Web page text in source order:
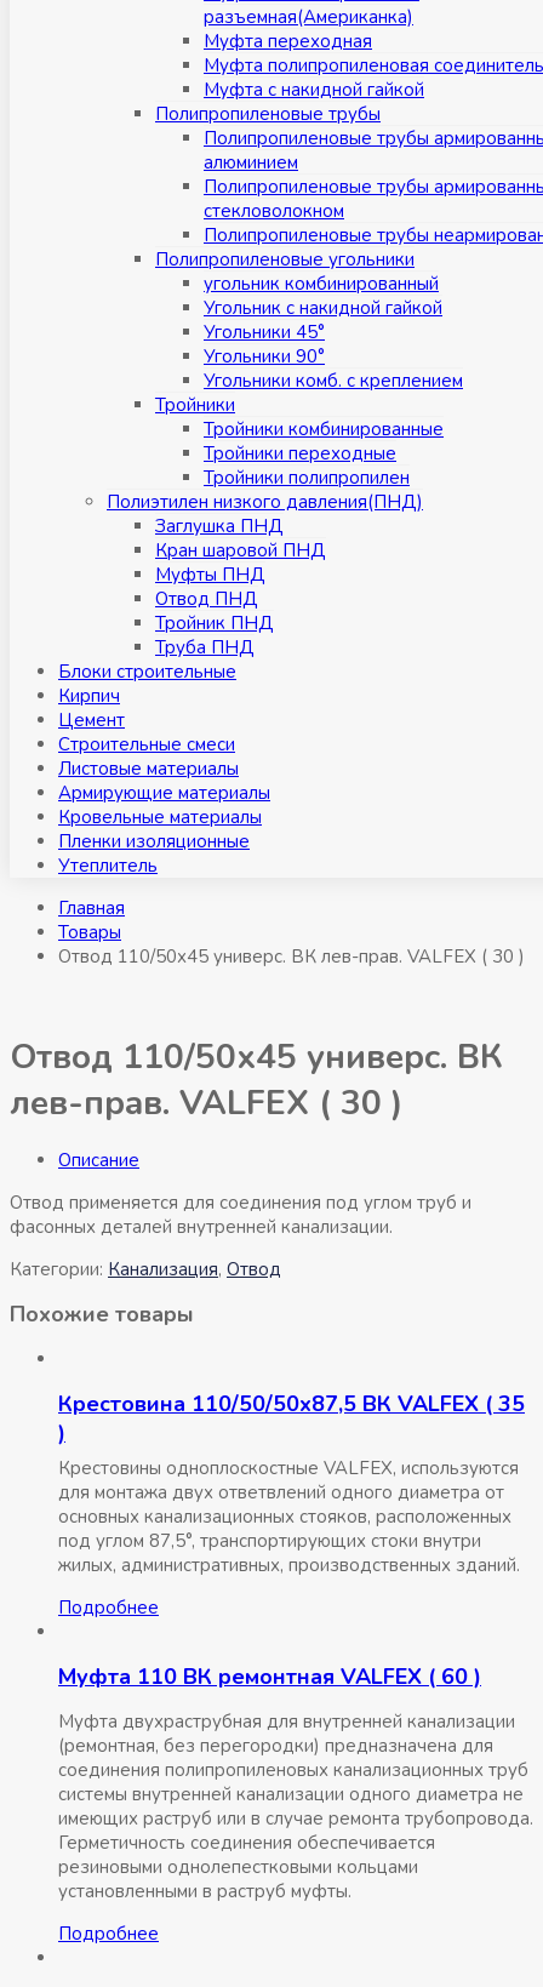
разъемная(Американка)
Муфта переходная
Муфта полипропиленовая
Муфта с накидной гайкой
Полипропиленовые трубы
Полипропиленовые трубы
алюминием
Полипропиленовые трубы
стекловолокном
Полипропиленовые трубы
Полипропиленовые угольники
угольник комбинированный
Угольник с накидной гайкой
Угольники 45°
Угольники 90°
Угольники комб. с креплением
Тройники
Тройники комбинированные
Тройники переходные
Тройники полипропилен
Полиэтилен низкого давления(ПНД)
Заглушка ПНД
Кран шаровой ПНД
Муфты ПНД
Отвод ПНД
Тройник ПНД
Труба ПНД
Блоки строительные
Кирпич
Цемент
Строительные смеси
Листовые материалы
Армирующие материалы
Кровельные материалы
Пленки изоляционные
Утеплитель
Главная
Товары
Отвод 110/50х45 универс. ВК лев-прав. VALFEX ( 30 )
Отвод 110/50х45 универс. ВК
лев-прав. VALFEX ( 30 )
Описание
Отвод применяется для соединения под углом труб и
фасонных деталей внутренней канализации.
Категории: Канализация, Отвод
Похожие товары
Крестовина 110/50/50х87,5 ВК VALFEX ( 35
)
Крестовины одноплоскостные VALFEX, используются
для монтажа двух ответвлений одного диаметра от
основных канализационных стояков, расположенных
под углом 87,5°, транспортирующих стоки внутри
жилых, административных, производственных зданий.
Подробнее
Муфта 110 ВК ремонтная VALFEX ( 60 )
Муфта двухраструбная для внутренней канализации
(ремонтная, без перегородки) предназначена для
соединения полипропиленовых канализационных труб
системы внутренней канализации одного диаметра не
имеющих раструб или в случае ремонта трубопровода.
Герметичность соединения обеспечивается
резиновыми однолепестковыми кольцами
установленными в раструб муфты.
Подробнее